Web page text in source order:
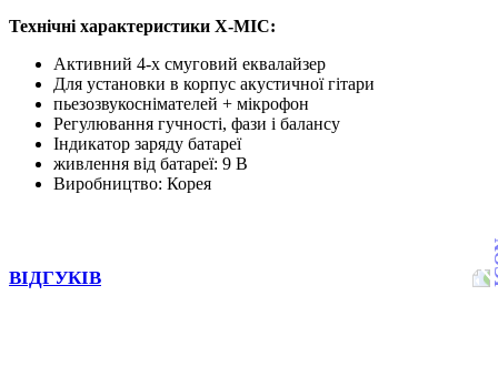
Технічні характеристики X-MIC:
Активний 4-х смуговий еквалайзер
Для установки в корпус акустичної гітари
пьезозвукоснімателей + мікрофон
Регулювання гучності, фази і балансу
Індикатор заряду батареї
живлення від батареї: 9 В
Виробництво: Корея
ВІДГУКІВ